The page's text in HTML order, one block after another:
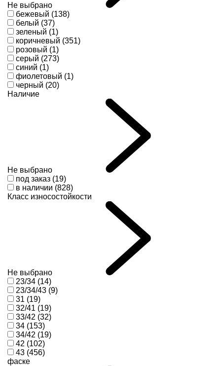
Не выбрано
бежевый (138)
белый (37)
зеленый (1)
коричневый (351)
розовый (1)
серый (273)
синий (1)
фиолетовый (1)
черный (20)
Наличие
Не выбрано
под заказ (19)
в наличии (828)
Класс износостойкости
Не выбрано
23/34 (14)
23/34/43 (9)
31 (19)
32/41 (19)
33/42 (32)
34 (153)
34/42 (19)
42 (102)
43 (456)
фаске